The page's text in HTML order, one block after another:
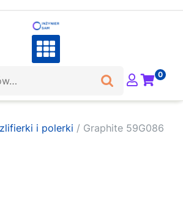
0
i polerki / Graphite 59G086